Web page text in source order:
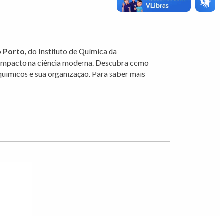
Porto, do Instituto de Química da
na ciência moderna. Descubra como
e sua organização. Para saber mais